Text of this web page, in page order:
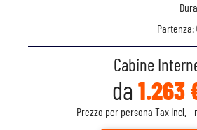
Partenza:
Cabine
da 1.263
Prezzo per persona Tax Incl. -